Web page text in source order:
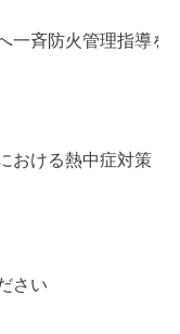
一斉防火管理指導を
おける熱中症対策
さい